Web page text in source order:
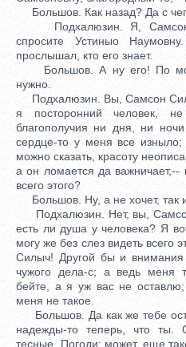
Большов. Как назад? Да с
Подхалюзин. Я, Самсон
спросите Устиныо
прослышал, кто его знает.
Большов. А ну его! По
нужно.
Подхалюзин. Вы, Самсон
я посторонний человек,
благополучия ни дня, ни
сердце-то у меня все
можно сказать, красоту
а он ломается да
всего этого?
Большов. Ну, а не хочет, так
Подхалюзин. Нет, вы,
есть ли душа у человека? Я
могу же без слез видеть всего
Силыч! Другой бы и внимания
чужого дела-с; а ведь меня
бейте, а я уж вас не
меня не такое.
Большов. Да как же тебе
надежды-то теперь, что
тесные. Погоди: может, еще